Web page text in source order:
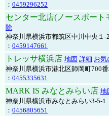
： 0459296252
センター北店(ノースポート
除
神奈川県横浜市都筑区中川中央１-
： 0459147661
トレッサ横浜店 地図 詳細 お気
神奈川県横浜市港北区師岡町700
： 0455335631
MARK IS みなとみらい店 地
神奈川県横浜市みなとみらい3-5-
： 0456805651